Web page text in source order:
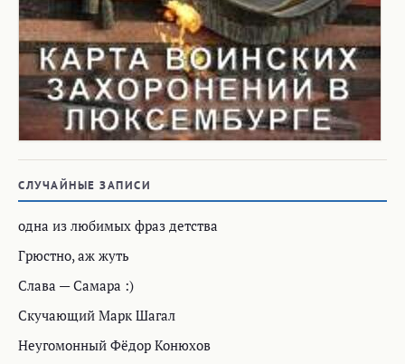
СЛУЧАЙНЫЕ ЗАПИСИ
одна из любимых фраз детства
Грюстно, аж жуть
Слава — Самара :)
Скучающий Марк Шагал
Неугомонный Фёдор Конюхов